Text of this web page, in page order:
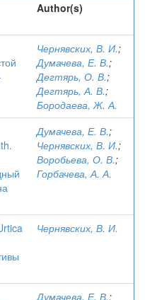
Author(s)
Чернявских, В. И.;
Думачева, Е. В.;
Дегтярь, О. В.;
Дегтярь, А. В.;
Бородаева, Ж. А.
Думачева, Е. В.;
Чернявских, В. И.;
Воробьева, О. В.;
Горбачева, А. А.
Чернявских, В. И.
Думачева, Е. В.;